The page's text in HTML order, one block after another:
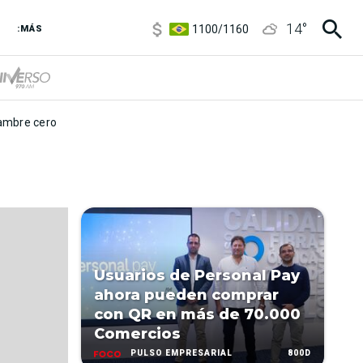
:MÁS
1100/1160
14°
cero
Usuarios de Personal Pay
ahora pueden comprar
con QR en más de 70.000
Comercios
PULSO EMPRESARIAL 800D